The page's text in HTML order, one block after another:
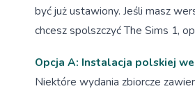
być już ustawiony. Jeśli masz
chcesz spolszczyć The Sims 1,
Opcja A: Instalacja polskiej
Niektóre wydania zbiorcze